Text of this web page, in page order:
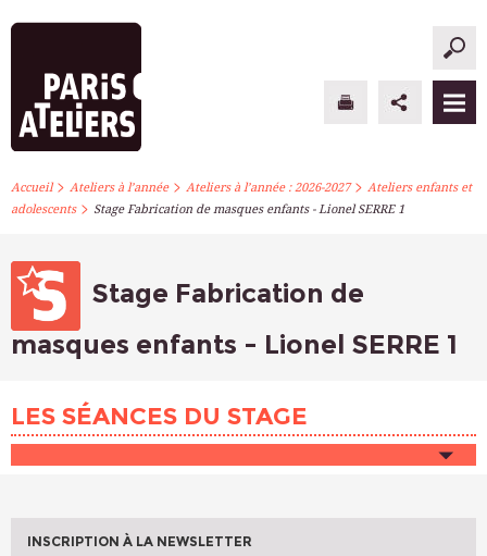
PARIS ATELIERS
ATELIERS À L’ANNÉE
STAGES PONCTUELS
S’INSCRIRE
Accueil> Ateliers à l’année> Ateliers à l’année : 2026-2027> Ateliers enfants et
adolescents> Stage Fabrication de masques enfants - Lionel SERRE 1
Stage Fabrication de
masques enfants - Lionel SERRE 1
LES SÉANCES DU STAGE
INSCRIPTION À LA NEWSLETTER